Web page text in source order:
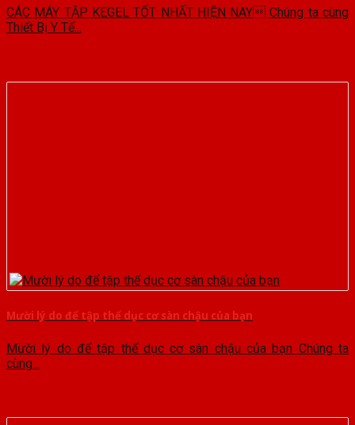
CÁC MÁY TẬP KEGEL TỐT NHẤT HIỆN NAY Chúng ta cùng
Thiết Bị Y Tế...
Mười lý do để tập thể dục cơ sàn chậu của bạn
Mười lý do để tập thể dục cơ sàn chậu của bạn Chúng ta
cùng...